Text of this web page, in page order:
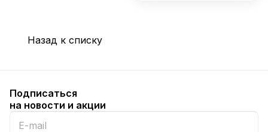
Назад к списку
Подписаться
на новости и акции